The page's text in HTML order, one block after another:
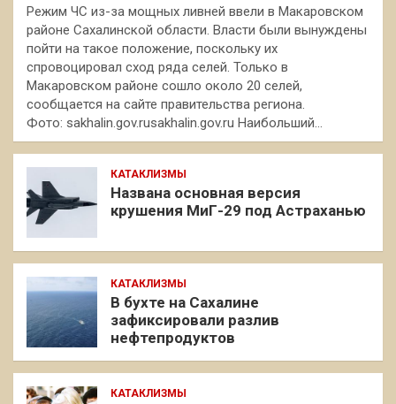
Режим ЧС из-за мощных ливней ввели в Макаровском
районе Сахалинской области. Власти были вынуждены
пойти на такое положение, поскольку их
спровоцировал сход ряда селей. Только в
Макаровском районе сошло около 20 селей,
сообщается на сайте правительства региона.
Фото: sakhalin.gov.rusakhalin.gov.ru Наибольший…
КАТАКЛИЗМЫ
Названа основная версия
крушения МиГ-29 под Астраханью
КАТАКЛИЗМЫ
В бухте на Сахалине
зафиксировали разлив
нефтепродуктов
КАТАКЛИЗМЫ